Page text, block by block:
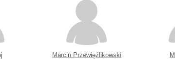
Marcin Przewięźlikowski